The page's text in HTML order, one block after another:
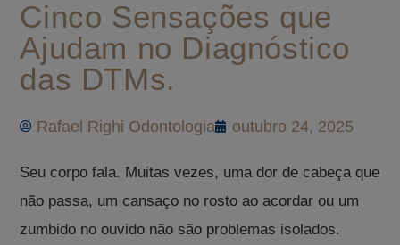
Cinco Sensações que
Ajudam no Diagnóstico
das DTMs.
Rafael Righi Odontologia outubro 24, 2025
Seu corpo fala. Muitas vezes, uma dor de cabeça que
não passa, um cansaço no rosto ao acordar ou um
zumbido no ouvido não são problemas isolados.